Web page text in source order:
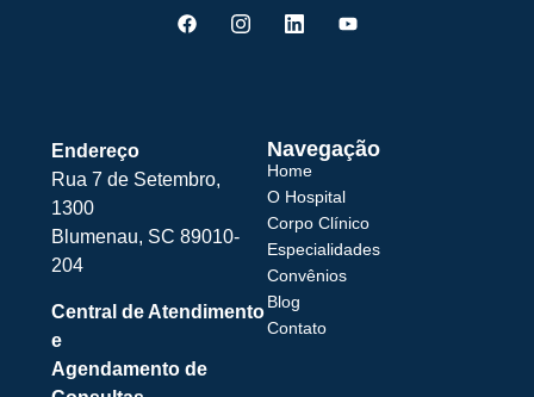
Endereço
Rua 7 de Setembro,
1300
Blumenau, SC 89010-
204
Central de Atendimento
e
Agendamento de
Navegação
Home
O Hospital
Corpo Clínico
Especialidades
Convênios
Blog
Contato